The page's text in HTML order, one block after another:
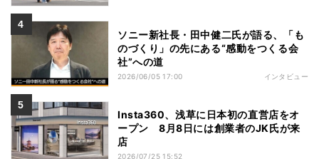
ソニー新社長・田中健二氏が語る、「も
のづくり」の先にある“感動をつくる会
社”への道
2026/06/05 17:00 インタビュー
Insta360、浅草に日本初の直営店をオ
ープン 8月8日には創業者のJK氏が来
店
2026/07/25 15:52